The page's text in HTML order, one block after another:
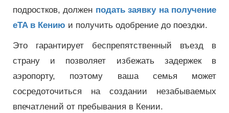
подростков, должен подать заявку на получение
eTA в Кению и получить одобрение до поездки.
Это гарантирует беспрепятственный въезд в
страну и позволяет избежать задержек в
аэропорту, поэтому ваша семья может
сосредоточиться на создании незабываемых
впечатлений от пребывания в Кении.